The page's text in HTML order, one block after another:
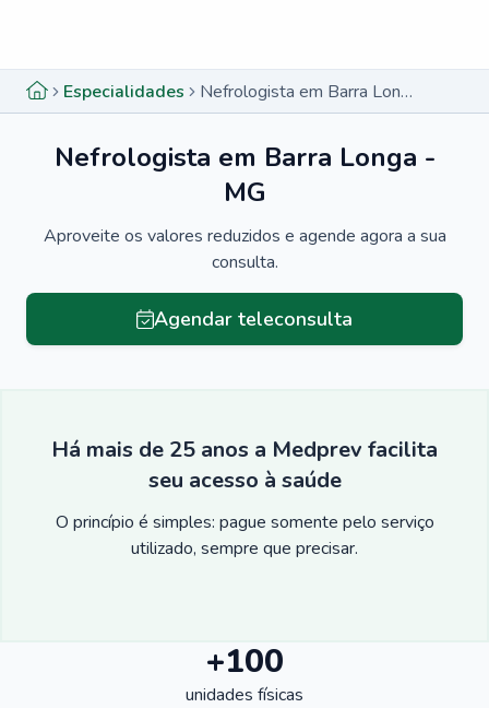
Especialidades Nefrologista em Barra Longa - MG
Nefrologista em Barra Longa -
MG
Aproveite os valores reduzidos e agende agora a sua
consulta.
Agendar teleconsulta
Há mais de 25 anos a Medprev facilita
seu acesso à saúde
O princípio é simples: pague somente pelo serviço
utilizado, sempre que precisar.
+100
unidades físicas